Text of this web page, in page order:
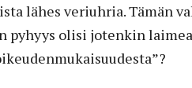
lähes veriuhria. Tämän
pyhyys olisi jotenkin